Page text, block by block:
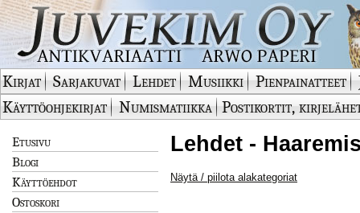
Kirjat Sarjakuvat Lehdet Musiikki Pienpainatteet
Käyttöohjekirjat
Numismatiikka Postikortit,
Etusivu
Blogi
Käyttöehdot
Ostoskori
Lehdet -
Näytä / piilota alakategoriat